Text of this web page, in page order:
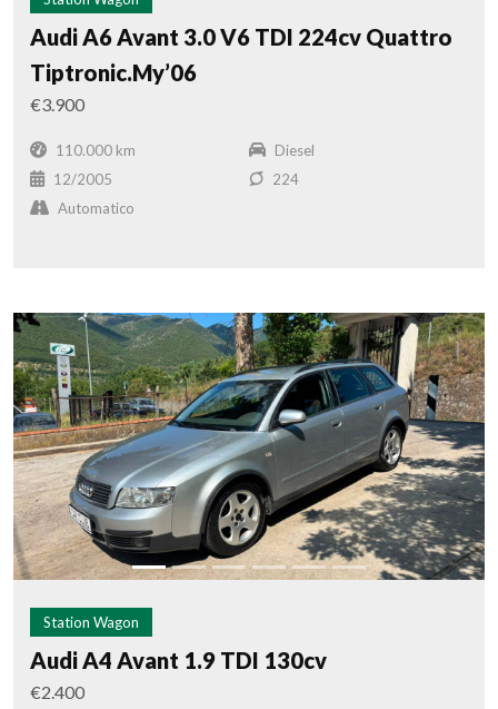
Audi A6 Avant 3.0 V6 TDI 224cv Quattro
Tiptronic.My’06
€3.900
110.000 km
Diesel
12/2005
224
Automatico
Station Wagon
Audi A4 Avant 1.9 TDI 130cv
€2.400